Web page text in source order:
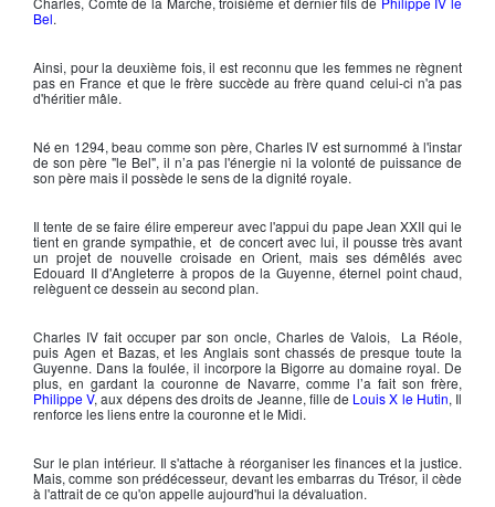
Bel.
Ainsi, pour la deuxième fois, il est reconnu que les femmes ne règnent
pas en France et que le frère succède au frère quand celui-ci n'a pas
d'héritier mâle.
Né en 1294, beau comme son père, Charles IV est surnommé à l'instar
de son père "le Bel", il n’a pas l'énergie ni la volonté de puissance de
son père mais il possède le sens de la dignité royale.
Il tente de se faire élire empereur avec l'appui du pape Jean XXII qui le
tient en grande sympathie, et de concert avec lui, il pousse très avant
un projet de nouvelle croisade en Orient, mais ses démêlés avec
Edouard II d'Angleterre à propos de la Guyenne, éternel point chaud,
relèguent ce dessein au second plan.
Charles IV fait occuper par son oncle, Charles de Valois, La Réole,
puis Agen et Bazas, et les Anglais sont chassés de presque toute la
Guyenne. Dans la foulée, il incorpore la Bigorre au domaine royal. De
plus, en gardant la couronne de Navarre, comme l’a fait son frère,
Philippe V, aux dépens des droits de Jeanne, fille de Louis X le Hutin, Il
renforce les liens entre la couronne et le Midi.
Sur le plan intérieur. Il s'attache à réorganiser les finances et la justice.
Mais, comme son prédécesseur, devant les embarras du Trésor, il cède
à l'attrait de ce qu'on appelle aujourd'hui la dévaluation.